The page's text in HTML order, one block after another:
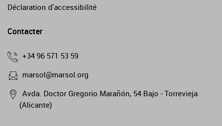
Déclaration d'accessibilité
Contacter
+34 96 571 53 59
marsol@marsol.org
Avda. Doctor Gregorio Marañón, 54 Bajo - Torrevieja
(Alicante)